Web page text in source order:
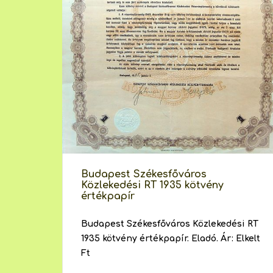
Budapest Székesfőváros
Közlekedési RT 1935 kötvény
értékpapír
Budapest Székesfőváros Közlekedési RT
1935 kötvény értékpapír. Eladó. Ár: Elkelt
Ft